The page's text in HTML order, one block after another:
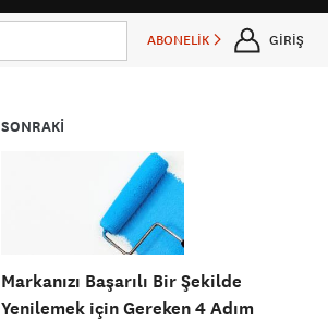
ABONELİK GİRİŞ
SONRAKİ
Markanızı Başarılı Bir Şekilde
Yenilemek için Gereken 4 Adım